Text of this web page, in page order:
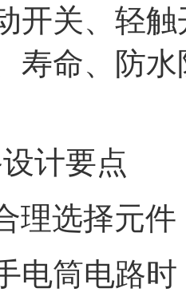
开关、轻
寿命、防
计要点
理选择元件
电筒电路